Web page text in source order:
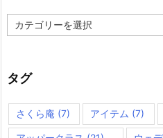
テ
ー
タグ
さくら庵 (7) アイテム (7)